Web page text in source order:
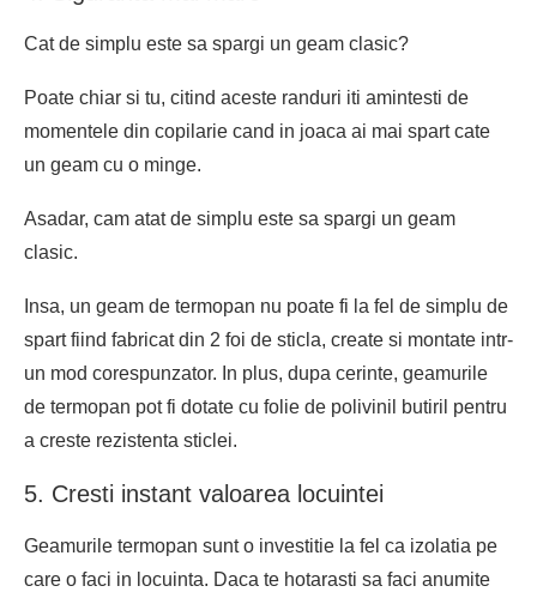
Cat de simplu este sa spargi un geam clasic?
Poate chiar si tu, citind aceste randuri iti amintesti de
momentele din copilarie cand in joaca ai mai spart cate
un geam cu o minge.
Asadar, cam atat de simplu este sa spargi un geam
clasic.
Insa, un geam de termopan nu poate fi la fel de simplu de
spart fiind fabricat din 2 foi de sticla, create si montate intr-
un mod corespunzator. In plus, dupa cerinte, geamurile
de termopan pot fi dotate cu folie de polivinil butiril pentru
a creste rezistenta sticlei.
5. Cresti instant valoarea locuintei
Geamurile termopan sunt o investitie la fel ca izolatia pe
care o faci in locuinta. Daca te hotarasti sa faci anumite